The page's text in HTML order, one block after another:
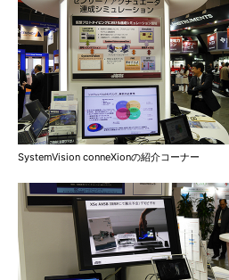
SystemVision conneXionの紹介コーナー